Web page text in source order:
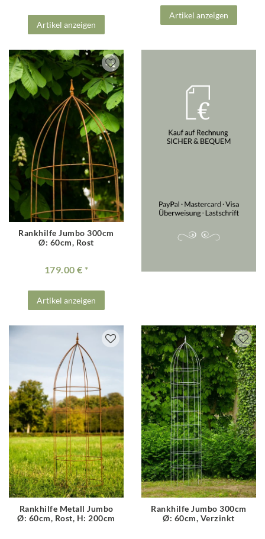
Artikel anzeigen
Artikel anzeigen
Rankhilfe Jumbo 300cm
Ø: 60cm, Rost
179.00 €
Artikel anzeigen
Rankhilfe Metall Jumbo
Ø: 60cm, Rost, H: 200cm
Rankhilfe Jumbo 300cm
Ø: 60cm, Verzinkt